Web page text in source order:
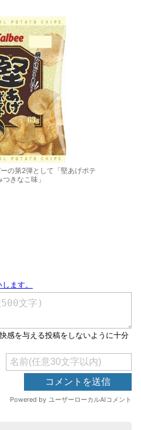
の第2弾として「堅あげポテ
きなこ味」